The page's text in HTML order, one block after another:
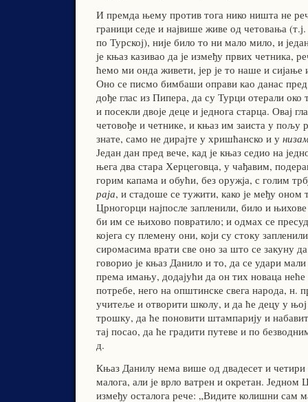
И премда њему против тога нико ништа не
граници седе и највише живе од четовања
по Турској), није било то ни мало мило, и
је књаз казивао да је између првих четника,
ћемо ми онда живети, јер је то наше и
Оно се писмо бимбаши оправи као данас пред
дође глас из Пипера, да су Турци отерали око
и посекли двоје деце и једнога старца. Овај
четовође и четнике, и књаз им заиста у пољу
знате, само не дирајте у хришћанско и у
Један дан пред вече, кад је књаз седио на
њега два стара Херцеговца, у чађавим,
горим капама и обући, без оружја, с голим
раја, и стадоше се тужити, како је међу оном
Црногорци најпосле запленили, било и
би им се њихово повратило; и одмах се
којега су племену они, који су стоку
сиромасима врати све оно за што се закуну
говорио је књаз Данило и то, да се удари
према имању, додајући да он тих новаца неће
потребе, него на општинске свега народа, н.
учитеље и отворити школу, и да ће децу у
трошку, да ће поновити штампарију и
тај посао, да ће градити путеве и по
д.
Књаз Данилу нема више од двадесет и четири
малога, али је врло ватрен и окретан.
између осталога рече: „Видите колишни сам